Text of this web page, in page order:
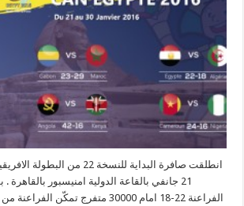
انطلقت صافرة البداية للنسخة 22
21 جانفي بالقاعة الدولية امنيسبور بالقاهرة
الفراعنة 22-18 امام 30000 متفرج تمكّن